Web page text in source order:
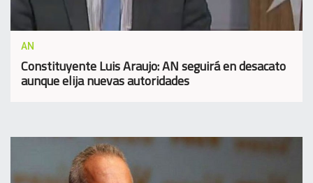
AN
Constituyente Luis Araujo: AN seguirá en desacato
aunque elija nuevas autoridades